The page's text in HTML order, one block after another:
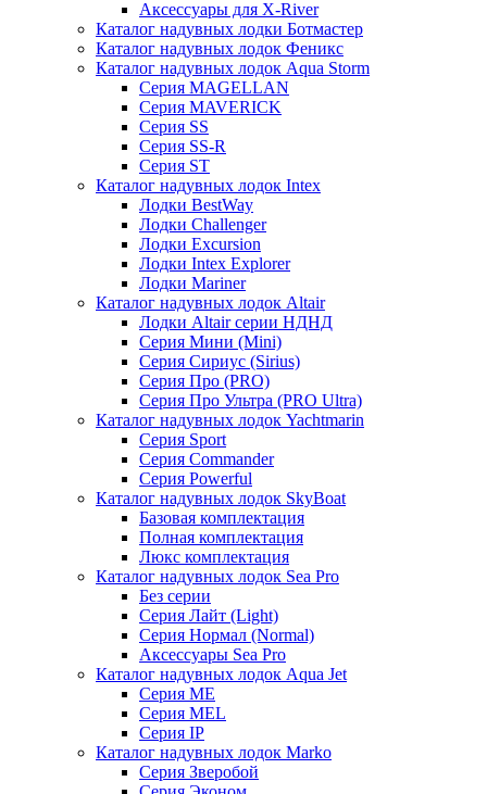
Аксессуары для X-River
Каталог надувных лодки Ботмастер
Каталог надувных лодок Феникc
Каталог надувных лодок Aqua Storm
Серия MAGELLAN
Серия MAVERICK
Серия SS
Серия SS-R
Серия ST
Каталог надувных лодок Intex
Лодки BestWay
Лодки Challenger
Лодки Excursion
Лодки Intex Explorer
Лодки Mariner
Каталог надувных лодок Altair
Лодки Altair серии НДНД
Серия Мини (Mini)
Серия Сириус (Sirius)
Серия Про (PRO)
Серия Про Ультра (PRO Ultra)
Каталог надувных лодок Yachtmarin
Серия Sport
Серия Commander
Серия Powerful
Каталог надувных лодок SkyBoat
Базовая комплектация
Полная комплектация
Люкс комплектация
Каталог надувных лодок Sea Pro
Без серии
Серия Лайт (Light)
Серия Нормал (Normal)
Аксессуары Sea Pro
Каталог надувных лодок Aqua Jet
Серия ME
Серия MEL
Серия IP
Каталог надувных лодок Marko
Серия Зверобой